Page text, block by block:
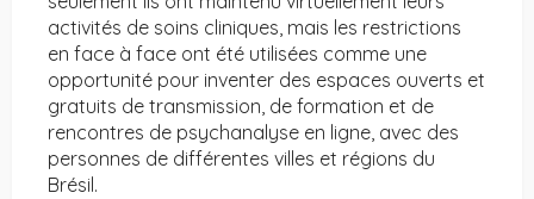
activités de soins cliniques, mais les restrictions
en face à face ont été utilisées comme une
opportunité pour inventer des espaces ouverts et
gratuits de transmission, de formation et de
rencontres de psychanalyse en ligne, avec des
personnes de différentes villes et régions du
Brésil.